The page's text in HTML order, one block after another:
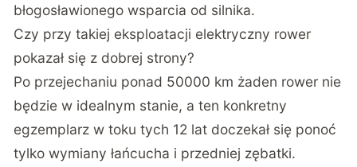
błogosławionego wsparcia od silnika.
Czy przy takiej eksploatacji elektryczny rower
pokazał się z dobrej strony?
Po przejechaniu ponad 50000 km żaden rower nie
będzie w idealnym stanie, a ten konkretny
egzemplarz w toku tych 12 lat doczekał się ponoć
tylko wymiany łańcucha i przedniej zębatki.